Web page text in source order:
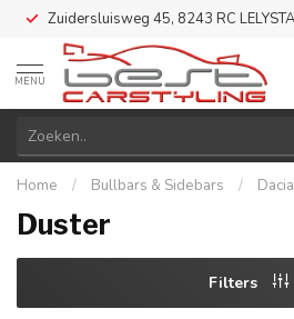
Zuidersluisweg 45, 8243 RC
MENU
Home / Bullbars & Sidebars / Dacia
Duster
Filters